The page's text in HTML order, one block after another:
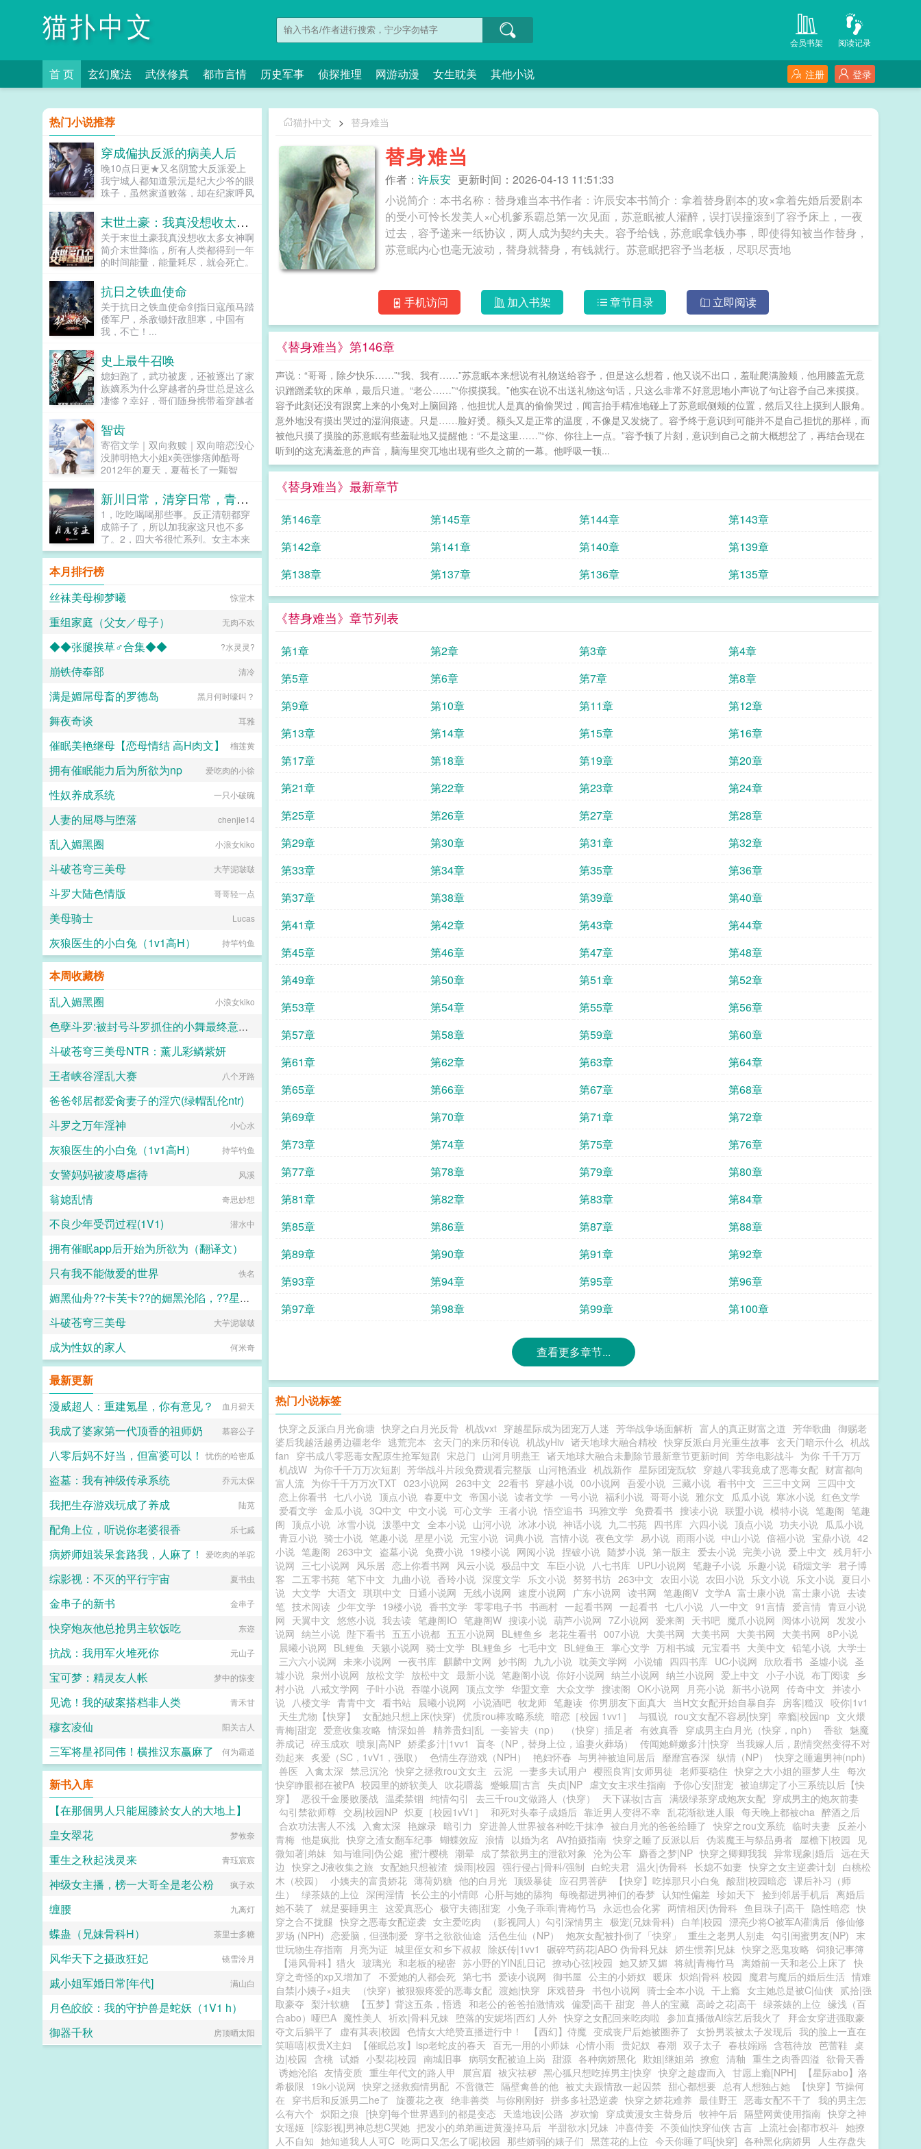
猫扑中文 阅读记录
会员书架
首 页 玄幻魔法 武侠修真 都市言情 历史军事 侦探推理 网游动漫 女生耽美 其他小说 登录
注册
猫扑中文 > 替身难当
替身难当
作者： 许辰安 更新时间：2026-04-13 11:51:33
小说简介：本书名称：替身难当本书作者：许辰安本书简介：拿着替身剧本的攻×拿着先婚后爱剧本
的受小可怜长发美人×心机爹系霸总第一次见面，苏意眠被人灌醉，误打误撞滚到了容予床上，一夜
过去，容予递来一纸协议，两人成为契约夫夫。容予给钱，苏意眠拿钱办事，即使得知被当作替身，
苏意眠内心也毫无波动，替身就替身，有钱就行。苏意眠把容予当老板，尽职尽责地
手机访问 加入书架 章节目录 立即阅读
《替身难当》第146章
声说：“哥哥，除夕快乐……”“我、我有……”苏意眠本来想说有礼物送给容予，但是这么想着，他又说不出口，羞耻爬满脸颊，他用膝盖无意
识蹭蹭柔软的床单，最后只道。“老公……”“你摸摸我。”他实在说不出送礼物这句话，只这么非常不好意思地小声说了句让容予自己来摸摸。
容予此刻还没有跟窝上来的小兔对上脑回路，他担忧人是真的偷偷哭过，闻言抬手精准地碰上了苏意眠侧颊的位置，然后又往上摸到人眼角。
意外地没有摸出哭过的湿润痕迹。只是……脸好烫。额头又是正常的温度，不像是又发烧了。容予终于意识到可能并不是自己担忧的那样，而
被他只摸了摸脸的苏意眠有些羞耻地又提醒他：“不是这里……”“你、你往上一点。”容予顿了片刻，意识到自己之前大概想岔了，再结合现在
听到的这充满羞意的声音，脑海里突兀地出现有些久之前的一幕。他呼吸一顿...
《替身难当》最新章节
第146章 第145章 第144章
第143章
第142章
第141章 第140章
第139章
第138章
第137章 第136章 第135章
《替身难当》章节列表
第1章 第2章 第3章
第4章
第5章
第6章 第7章
第8章
第9章
第10章 第11章
第12章
第13章
第14章 第15章
第16章
第17章
第18章 第19章
第20章
第21章
第22章 第23章
第24章
第25章
第26章 第27章
第28章
第29章
第30章 第31章
第32章
第33章
第34章 第35章
第36章
第37章
第38章 第39章
第40章
第41章
第42章 第43章
第44章
第45章
第46章 第47章
第48章
第49章
第50章 第51章
第52章
第53章
第54章 第55章
第56章
第57章
第58章 第59章
第60章
第61章
第62章 第63章
第64章
第65章
第66章 第67章
第68章
第69章
第70章 第71章
第72章
第73章
第74章 第75章
第76章
第77章
第78章 第79章
第80章
第81章
第82章 第83章
第84章
第85章
第86章 第87章
第88章
第89章
第90章 第91章
第92章
第93章
第94章 第95章
第96章
第97章
第98章 第99章 第100章
查看更多章节...
热门小说标签
快穿之反派白月光俞塘 快穿之白月光反骨 机战vxt 穿越星际成为团宠万人迷 芳华战争场面解析 富人的真正财富之道 芳华歌曲 御赐老
婆后我越活越勇边疆老华 逃荒完本 玄天门的来历和传说 机战yHiv 诸天地球大融合精校 快穿反派白月光重生故事 玄天门暗示什么 机战
fan 穿书成八零恶毒女配原生抢军短剧 宋总门 山河月明燕王 诸天地球大融合未删除节最新章节更新时间 芳华电影战斗 为你 千千万万
机战W 为你千千万万次短剧 芳华战斗片段免费观看完整版 山河艳酒业 机战新作 星际团宠阮软 穿越八零我竟成了恶毒女配 财富都向
富人流 为你千千万万次TXT 023小说网 263中文 22看书 穿越小说 00小说网 吾爱小说 三藏小说 看书中文 三三中文网 三四中文
恋上你看书 七八小说 顶点小说 春夏中文 帝国小说 读者文学 一号小说 福利小说 哥哥小说 雅尔文 瓜瓜小说 寒冰小说 红色文学
爱看文学 金瓜小说 3Q中文 中文小说 可心文学 王者小说 悟空追书 玛雅文学 免费看书 搜读小说 联盟小说 模特小说 笔趣阁 笔趣
阁 顶点小说 冰雪小说 泼墨中文 全本小说 山河小说 冰冰小说 神话小说 九二书苑 四书库 六四小说 顶点小说 功夫小说 瓜瓜小说
青豆小说 骑士小说 笔趣小说 星星小说 元宝小说 词典小说 言情小说 夜色文学 易小说 雨雨小说 中山小说 倍福小说 宝鼎小说 42
小说 笔趣阁 263中文 盗墓小说 免费小说 19楼小说 网阅小说 捏破小说 随梦小说 第一版主 爱去小说 完美小说 爱上中文 残月轩小
说网 三七小说网 风乐居 恋上你看书网 风云小说 极品中文 车臣小说 八七书库 UPU小说网 笔趣子小说 乐趣小说 硝烟文学 君子博
客 二五零书苑 笔下中文 九曲小说 香玲小说 深度文学 乐文小说 努努书坊 263中文 农田小说 农田小说 乐文小说 乐文小说 夏日小
说 大文学 大语文 琪琪中文 日通小说网 无线小说网 速度小说网 广东小说网 读书网 笔趣阁V 文学A 富士康小说 富士康小说 去读
笔 技术阅读 少年文学 19楼小说 香书文学 零零电子书 书画村 一起看书网 一起看书 七八小说 八一中文 91言情 爱言情 青豆小说
网 天翼中文 悠悠小说 我去读 笔趣阁IO 笔趣阁W 搜读小说 葫芦小说网 7Z小说网 爱来阁 天书吧 魔爪小说网 阅体小说网 发发小
说网 纳兰小说 陛下看书 五五小说都 五五小说网 BL鲤鱼乡 老花生看书 007小说 大美书网 大美书网 大美书网 大美书网 8P小说
晨曦小说网 BL鲤鱼 天籁小说网 骑士文学 BL鲤鱼乡 七毛中文 BL鲤鱼王 掌心文学 万相书城 元宝看书 大美中文 铅笔小说 大学士
三六六小说网 未来小说网 一夜书库 麒麟中文网 妙书阁 九九小说 耽美文学网 小说铺 四四书库 UC小说网 欣欣看书 圣墟小说 圣
墟小说 泉州小说网 放松文学 放松中文 最新小说 笔趣阁小说 你好小说网 纳兰小说网 纳兰小说网 爱上中文 小子小说 布丁阅读
乡
村小说 八戒文学网 子叶小说 吞噬小说网 顶点文学 华盟文章 大众文学 搜读阁 OK小说网 月亮小说 新书小说网 传奇中文 并读小
说 八楼文学 青青中文 看书站 晨曦小说网 小说酒吧 牧龙师 笔趣读 你男朋友下面真大 当H文女配开始自暴自弃 房客|糙汉 咬你|1v1
天生尤物【快穿】
女配她只想上床(快穿) 优质rou棒攻略系统 暗恋［校园 1vv1］ 与狐说 rou文女配不容易[快穿] 幸瘾|校园np 文火煨
青梅|甜宠 爱意收集攻略 情深如兽 精养贵妇|乱 一妾皆夫（np） （快穿）插足者 有效真香 穿成男主白月光（快穿，nph） 香欲 魅魔
养成记 碎玉成欢 喷泉|高NP 娇柔多汁|1vv1 盲冬（NP，替身上位，追妻火葬场） 传闻她鲜嫩多汁|快穿 当我嫁人后，剧情突然变得不对
劲起来 炙爱（SC，1vV1，强取） 色情生存游戏（NPH） 艳妇怀春 与男神被迫同居后 靡靡宫春深 纵情（NP）
快穿之睡遍男神(nph)
兽医
入禽太深 禁忌沉沦 快穿之拯救rou文女主 云泥 一妻多夫试用户 樱照良宵|女师男徒 老师要稳住 快穿之大小姐的噩梦人生 每次
快穿睁眼都在被PA 校园里的娇软美人 吹花嚼蕊 蹙蛾眉|古言 失贞|NP 虐文女主求生指南 予你心安|甜宠 被迫绑定了小三系统以后【快
穿】
恶役千金屡败屡战 温柔禁锢 纯情勾引 去三千rou文做路人（快穿） 天下谋妆|古言 满级绿茶穿成炮灰女配 穿成男主的炮灰前妻
勾引禁欲师尊 交易|校园NP 炽夏［校园1vV1］ 和死对头奉子成婚后 靠近男人变得不幸 乱花渐欲迷人眼 每天晚上都被cha 醉酒之后
合欢功法害人不浅 入禽太深 艳嫁录 暗引力 穿进兽人世界被各种吃干抹净 被白月光的爸爸给睡了 快穿之rou文系统 临时夫妻
反差小
青梅 他是疯批 快穿之渣女翻车纪事 蝴蝶效应 浪情 以婚为名 AV拍摄指南 快穿之睡了反派以后 伪装魔王与祭品勇者 屋檐下|校园
见
微知著|弟妹 知与谁同|伪公媳 蜜汁樱桃 潮晕 成了禁欲男主的泄欲对象 沦为公车 麝香之梦|NP 快穿之卿卿我我 异常现象|婚后 远在天
边 快穿之J液收集之旅 女配她只想被渣 燥雨|校园 强行侵占|骨科/强制 白蛇夫君 温火|伪骨科 长媳不如妻 快穿之女主逆袭计划 白桃松
木（校园）
小姨夫的富贵娇花 薄荷奶糖 他的白月光 顶级暴徒 应召男菩萨 【快穿】吃掉那只小白兔 酸甜|校园暗恋 课后补习（师
生）
绿茶婊的上位 深闺淫情 长公主的小情郎 心肝与她的舔狗 每晚都进男神们的春梦 认知性偏差 珍如天下 捡到邻居手机后 离婚后
她不装了 就是要睡男主 这爱真恶心 极守夫德|甜宠 小兔子乖乖|青梅竹马 永远也会化雾 两情相厌|伪骨科 鱼目珠子|高干 隐性暗恋 快
穿之合不拢腿 快穿之恶毒女配逆袭 女主爱吃肉 （影视同人）勾引深情男主 极宠(兄妹骨科) 白羊|校园 漂亮少将O被军A灌满后 修仙修
罗场 (NPH) 恋爱脑，但强制爱 穿书之欲欲仙途 活色生仙（NP） 炮灰女配被扑倒了「快穿」 重生之老男人别走 勾引闺蜜男友(NP) 末
世玩物生存指南
月亮为证 城里侄女和乡下叔叔 除妖传|1vv1 碾碎芍药花|ABO 伪骨科兄妹 娇生惯养|兄妹 快穿之恶鬼攻略 饲狼记事簿
【港风骨科】猎火 玻璃光 和老板的秘密 苏小野的YIN乱日记 撩动心弦|校园 她又娇又媚 将就|青梅竹马 离婚前一天和老公上床了 快
穿之奇怪的xp又增加了 不爱她的人都会死 第七书 爱读小说网 御书屋 公主的小娇奴 暖床 炽焰|骨科 校园 魔君与魔后的婚后生活 情难
自禁|小姨子×姐夫
（快穿）被狠狠疼爱的恶毒女配 渡她|快穿 床戏替身 书包小说网 骑士全本小说 干上瘾 女主她总是被C|仙侠 贰拾|强
取豪夺 梨汁软糖 【五梦】背这五条，悟透 和老公的爸爸拍激情戏 偏爱|高干 甜宠 兽人的宝藏 高岭之花|高干 绿茶婊的上位 缘浅（百
合abo）哑巴A 魔性美人 祈欢|骨科兄妹 堕落的安妮塔|西幻 人外 快穿之女配回来吃肉啦 参加直播做AI综艺后我火了
拜金女穿进强取豪
夺文后躺平了
虚有其表|校园 色情女大绝赞直播进行中！ 【西幻】侍魔 变成丧尸后她被圈养了 女扮男装被太子发现后 我的脸上一直在
笑嘻嘻|权贵X主妇
【催眠总攻】lsp老蛇皮的春天 百无一用的小师妹 心情小雨 贵妃奴 春潮 双子太子 春枝嫋嫋 含苞待放 芭蕾鞋 桌
边|校园 含桃 试婚 小梨花|校园 南城旧事 病弱女配被迫上岗 甜源 各种病娇黑化 欺姐|继姐弟 撩愈 清釉 重生之肉香四溢 欲骨天香
诱她沦陷 友情变质 重生年代文的路人甲 展宫眉 袚灾祛秽 黑心狐只想吃掉男主|快穿 快穿之趁虚而入 甘愿上瘾[NPH]
【星际abo】洛
希极限
19k小说网 快穿之拯救痴情男配 不啻微芒 隔壁禽兽的他 被丈夫跟情敌一起囚禁 甜心都想要 总有人想独占她
【快穿】节操何
在 穿书后和反派男二he了 旋覆花之夜 绝非善类 与你刚刚好 拼多多社恐逆袭 快穿之娇花难养 最佳野王 恶毒女配不干了 我的男主怎
么有六个 炽阳之痕 [快穿]每个世界遇到的都是变态 天造地设|公路 岁欢愉 穿成黄漫女主替身后 牧神午后 隔壁网黄使用指南 快穿之神
女瑶姬 [综影视]男神总想C哭她 把发小的弟弟画进黄漫掉马后 半甜欲水|兄妹 冲喜侍妾 不羡仙|快穿仙侠 古言 上流社会|都市权斗 她撩
人不自知 她知道我人人可C 吃两口又怎么了呢|校园 那些娇弱的婊子们 黑莲花的上位 今天你睡了吗[快穿] 各种黑化病娇男
人生存盘失
热门小说推荐
穿成偏执反派的病美人后
晚10点日更★又名阴鸷大反派爱上
我宁城人都知道景沅是纪大少爷的眼
珠子，虽然家道败落，却在纪家呼风
子，一碰就碎，除了美貌一无是处。
纪晏对景沅的偏爱招来许多人的嫉
妒。纪晏...
末世土豪：我真没想收太多女神啊
关于末世土豪我真没想收太多女神啊
简介末世降临，所有人类都得到一年
的时间能量，能量耗尽，就会死亡。
地震海啸台风大洪水火山干旱等各种
天灾的爆锤！意外重生的萧扬，回到
了末世来临的前10天，前世的空间
异能也随之而来。于是，他开始疯狂
的囤积物资。萧总，您的庇护所改造
重卡8×8越野房车到了，请您接收萧
少，您的末世版豪华游艇到港了，请
您查收！萧先生，您订购的物资都已
送达仓库，请您注意接收！萝卜白
抗日之铁血使命
关于抗日之铁血使命剑指日寇颅马踏
倭军尸，杀敌锄奸敌胆寒，中国有
我，不亡！...
史上最牛召唤
媳妇跑了，武功被废，还被逐出了家
族嫡系为什么穿越者的身世总是这么
凄惨？幸好，哥们随身携带着穿越者
间！刀剑枪械...
智齿
寄宿文学｜双向救赎｜双向暗恋没心
没肺明艳大小姐x美强惨痞帅酷哥
2012年的夏天，夏莓长了一颗智
疼时遇到的人就是你此生的真爱。1
夏莓第一次见到宋清焰时16岁。她
爸指着身边女...
新川日常，清穿日常，青川日常，卿卿日常
1，吃吃喝喝那些事。反正清朝都穿
成筛子了，所以加我家这只也不多
了。2，四大爷很忙系列。女主本来
可以有空间的（但我写不出来，一写
到空间就犯设定狂癖，文会歪到十万
八千里外）她也可以有系统的（为了
她我...
本月排行榜
丝袜美母柳梦曦
惊堂木
重组家庭（父女／母子） 无肉不欢
◆◆张腿挨草♂合集◆◆ ?水灵灵?
崩铁侍奉部 清冷
满是媚屌母畜的罗德岛 黑月何时嚎叫？
舞夜奇谈 耳雅
催眠美艳继母【恋母情结 高H肉文】 榴莲黄
拥有催眠能力后为所欲为np 爱吃肉的小徐
性奴养成系统 一只小破碗
人妻的屈辱与堕落 chenjie14
乱入媚黑圈 小浪女kiko
斗破苍穹三美母 大芋泥啵啵
斗罗大陆色情版 哥哥轻一点
美母骑士 Lucas
灰狼医生的小白兔（1v1高H） 持竿钓鱼
本周收藏榜
乱入媚黑圈
小浪女kiko
色孽斗罗:被封号斗罗抓住的小舞最终意识重组成了玩偶
lgcloveself
斗破苍穹三美母NTR：薰儿彩鳞紫妍
大芋泥啵啵
王者峡谷淫乱大赛 八个牙路
爸爸邻居都爱肏妻子的淫穴(绿帽乱伦ntr)
轻松向
斗罗之万年淫神 小心水
灰狼医生的小白兔（1v1高H） 持竿钓鱼
女警妈妈被凌辱虐待 风溪
翁媳乱情 奇思妙想
不良少年受罚过程(1V1) 潜水中
拥有催眠app后开始为所欲为（翻译文）
白门楼汉化集团
只有我不能做爱的世界 佚名
媚黑仙舟??卡芙卡??的媚黑沦陷，??星的媚黑恶堕??，??黑人至上??
露露
斗破苍穹三美母 大芋泥啵啵
成为性奴的家人 何米奇
最新更新
漫威超人：重建氪星，你有意见？
血月碧天
我成了婆家第一代顶香的祖师奶 慕容公子
八零后妈不好当，但富婆可以！ 忧伤的哈密瓜
盗墓：我有神级传承系统 乔元太保
我把生存游戏玩成了养成 陆苋
配角上位，听说你老婆很香 乐七戚
病娇师姐装呆套路我，人麻了！ 爱吃肉的羊驼
综影视：不灭的平行宇宙 夏书虫
金串子的新书 金串子
快穿炮灰他总抢男主软饭吃 东迩
抗战：我用军火堆死你 元山子
宝可梦：精灵友人帐 梦中的惊变
见诡！我的破案搭档非人类 青禾甘
穆玄凌仙 阳关古人
三军将星祁同伟！横推汉东赢麻了 何为霸道
新书入库
【在那個男人只能屈膝於女人的大地上】
小怪兽
皇女翠花 梦攸奈
重生之秋起浅灵来 青珏宸宸
神级女主播，榜一大哥全是老公粉 疯子欢
缠腰 九离灯
蝶蛊（兄妹骨科H） 茶里士多糖
风华天下之摄政狂妃 镜雪泠月
戚小姐军婚日常[年代] 满山白
月色皎皎：我的守护兽是蛇妖（1V1 h）
暗黑猫妖
御器千秋 房顶晒太阳